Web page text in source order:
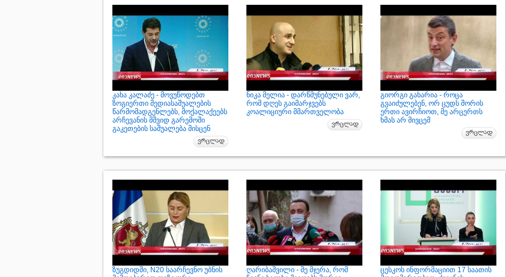
კახა კალაძე - მოვუწოდებთ
ზოგიერთი მედიასაშუალების
წარმომადგენლებს, მოქალაქეებს
არჩევანის მშვიდ გარემოში
გაკეთების საშუალება მისცენ
ნიკა მელია - დარწმუნებული ვარ,
რომ დღეს გაიმარჯვებს
კოალიციური მმართველობა
გიორგი გახარია - როცა
გვაიძულებენ, ორ ცუდს შორის
ერთი ავირჩიოთ, მე არცერთს
ხმას არ მივცემ
ზუგდიდში, N20 საარჩევნო უბნის
ღარიბაშვილი - მე მჯერა, რომ
ცესკოს ინფორმაციით 17 საათის